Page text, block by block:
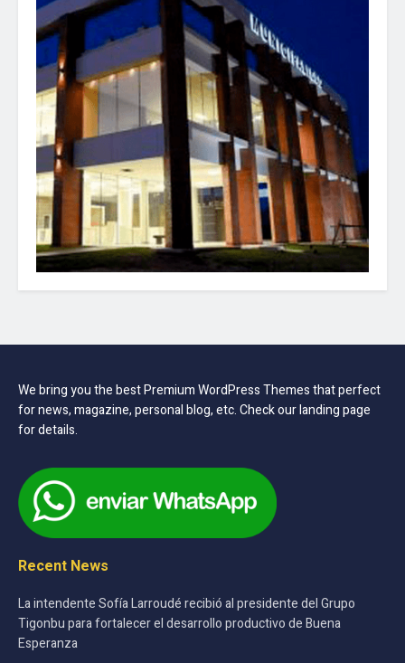
We bring you the best Premium WordPress Themes that perfect
for news, magazine, personal blog, etc. Check our landing page
for details.
Recent News
La intendente Sofía Larroudé recibió al presidente del Grupo
Tigonbu para fortalecer el desarrollo productivo de Buena
Esperanza